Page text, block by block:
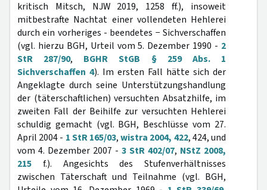
kritisch Mitsch, NJW 2019, 1258 ff.), insoweit
mitbestrafte Nachtat einer vollendeten Hehlerei
durch ein vorheriges - beendetes − Sichverschaffen
(vgl. hierzu BGH, Urteil vom 5. Dezember 1990 - 2
StR 287/90, BGHR StGB § 259 Abs. 1
Sichverschaffen 4). Im ersten Fall hätte sich der
Angeklagte durch seine Unterstützungshandlung
der (täterschaftlichen) versuchten Absatzhilfe, im
zweiten Fall der Beihilfe zur versuchten Hehlerei
schuldig gemacht (vgl. BGH, Beschlüsse vom 27.
April 2004 - 1 StR 165/03,wistra 2004, 422, 424, und
vom 4. Dezember 2007 - 3 StR 402/07, NStZ 2008,
215 f.). Angesichts des Stufenverhältnisses
zwischen Täterschaft und Teilnahme (vgl. BGH,